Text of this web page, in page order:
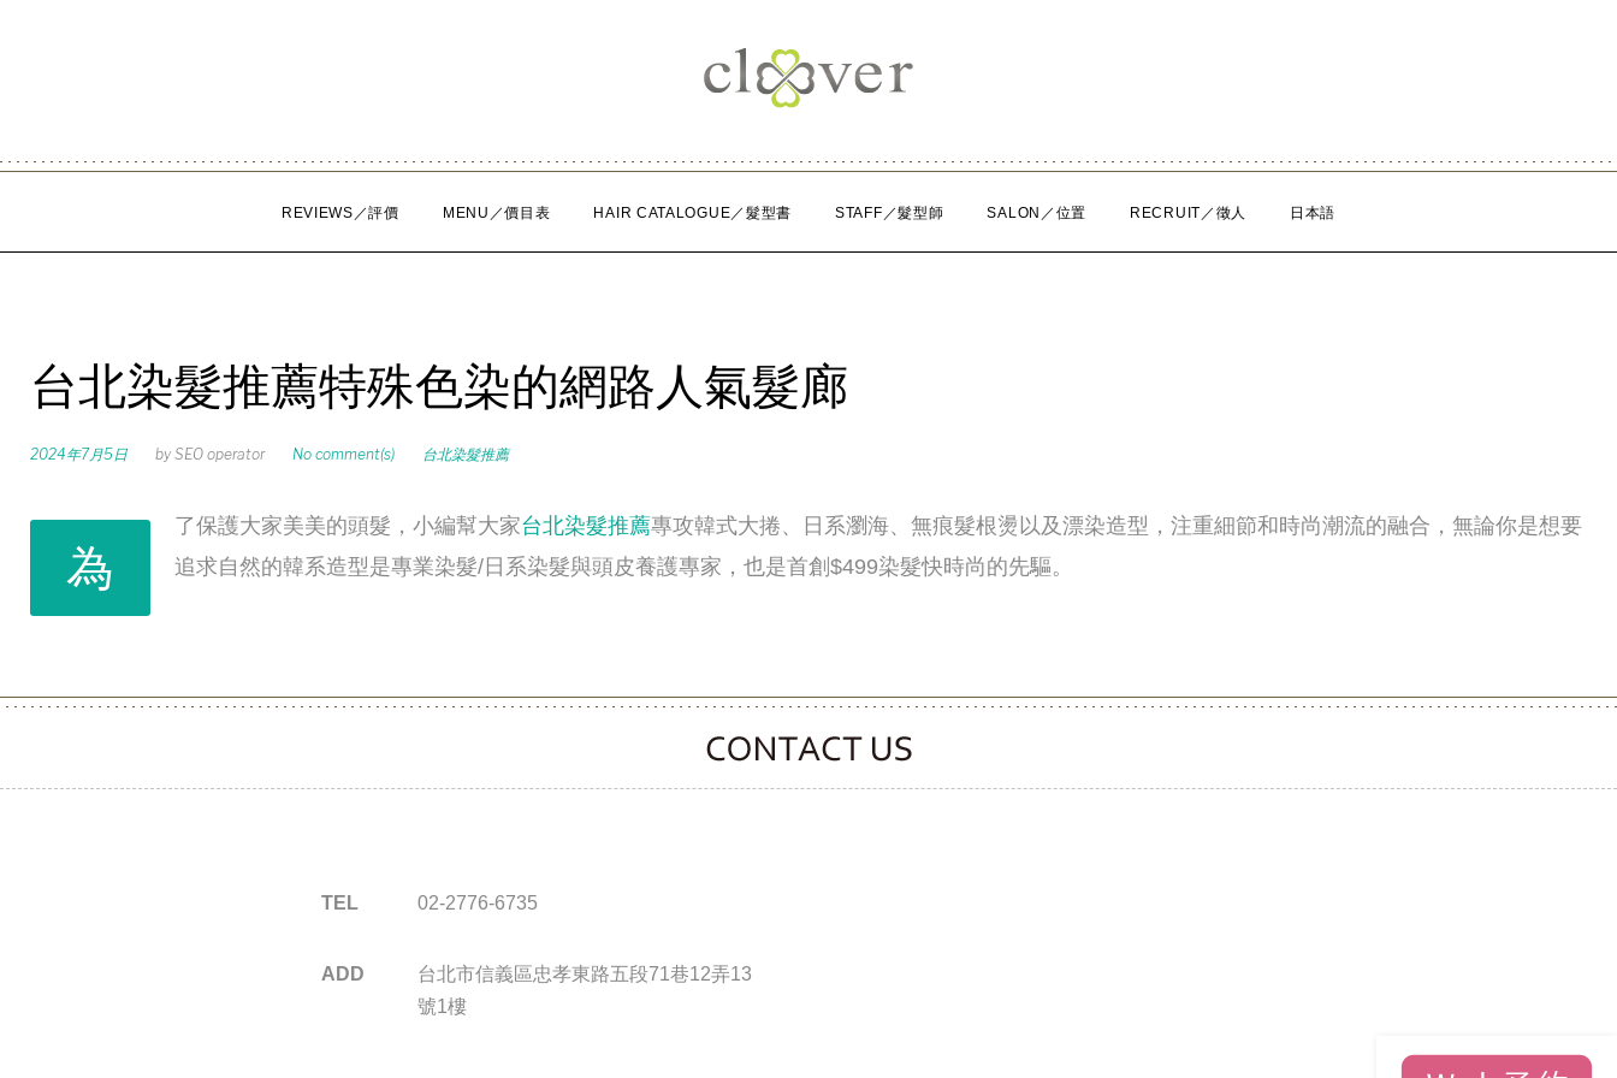
REVIEWS／評價 MENU／價目表 HAIR CATALOGUE／髮型書 STAFF／髮型師 SALON／位置 RECRUIT／徵人 日本語
台北染髮推薦特殊色染的網路人氣髮廊
2024年7月5日 by SEO operator No comment(s) 台北染髮推薦
為
了保護大家美美的頭髮，小編幫大家台北染髮推薦專攻韓式大捲、日系瀏海、無痕髮根燙以及漂染造型，注重細節和時尚潮流的融合，無論你是想要
追求自然的韓系造型是專業染髮/日系染髮與頭皮養護專家，也是首創$499染髮快時尚的先驅。
CONTACT CLOOVER
TEL 02-2776-6735
ADD
台北市信義區忠孝東路五段71巷12弄13
號1樓